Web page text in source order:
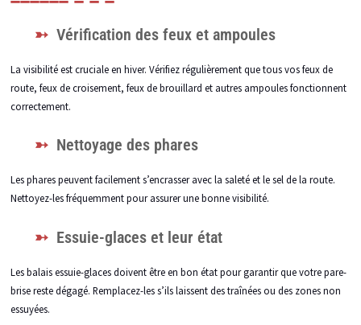
Vérification des feux et ampoules
La visibilité est cruciale en hiver. Vérifiez régulièrement que tous vos feux de
route, feux de croisement, feux de brouillard et autres ampoules fonctionnent
correctement.
Nettoyage des phares
Les phares peuvent facilement s’encrasser avec la saleté et le sel de la route.
Nettoyez-les fréquemment pour assurer une bonne visibilité.
Essuie-glaces et leur état
Les balais essuie-glaces doivent être en bon état pour garantir que votre pare-
brise reste dégagé. Remplacez-les s’ils laissent des traînées ou des zones non
essuyées.